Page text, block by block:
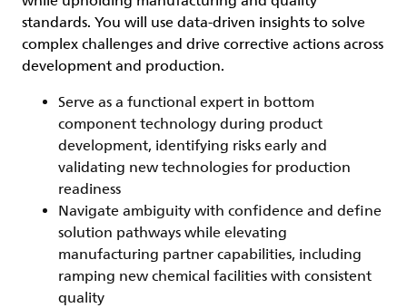
standards. You will use data-driven insights to solve
complex challenges and drive corrective actions across
development and production.
Serve as a functional expert in bottom
component technology during product
development, identifying risks early and
validating new technologies for production
readiness
Navigate ambiguity with confidence and define
solution pathways while elevating
manufacturing partner capabilities, including
ramping new chemical facilities with consistent
quality